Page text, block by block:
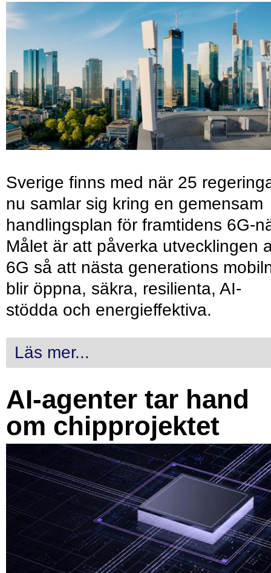
Sverige finns med när 25
nu samlar sig kring en gemensam
handlingsplan för framtidens 6G-
Målet är att påverka utvecklingen
6G så att nästa generations
blir öppna, säkra, resilienta, AI-
stödda och energieffektiva.
Läs mer...
AI-agenter tar hand
om chipprojektet